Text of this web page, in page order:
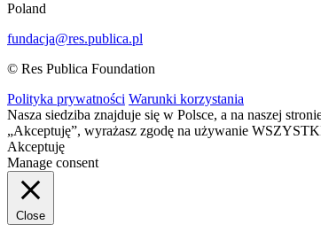
Poland
fundacja@res.publica.pl
© Res Publica Foundation
Polityka prywatności Warunki korzystania
Nasza siedziba znajduje się w Polsce, a na naszej
„Akceptuję”, wyrażasz zgodę na używanie
Akceptuję
Manage consent
Close